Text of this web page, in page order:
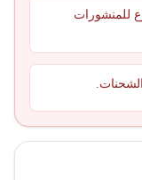
للمنشورات